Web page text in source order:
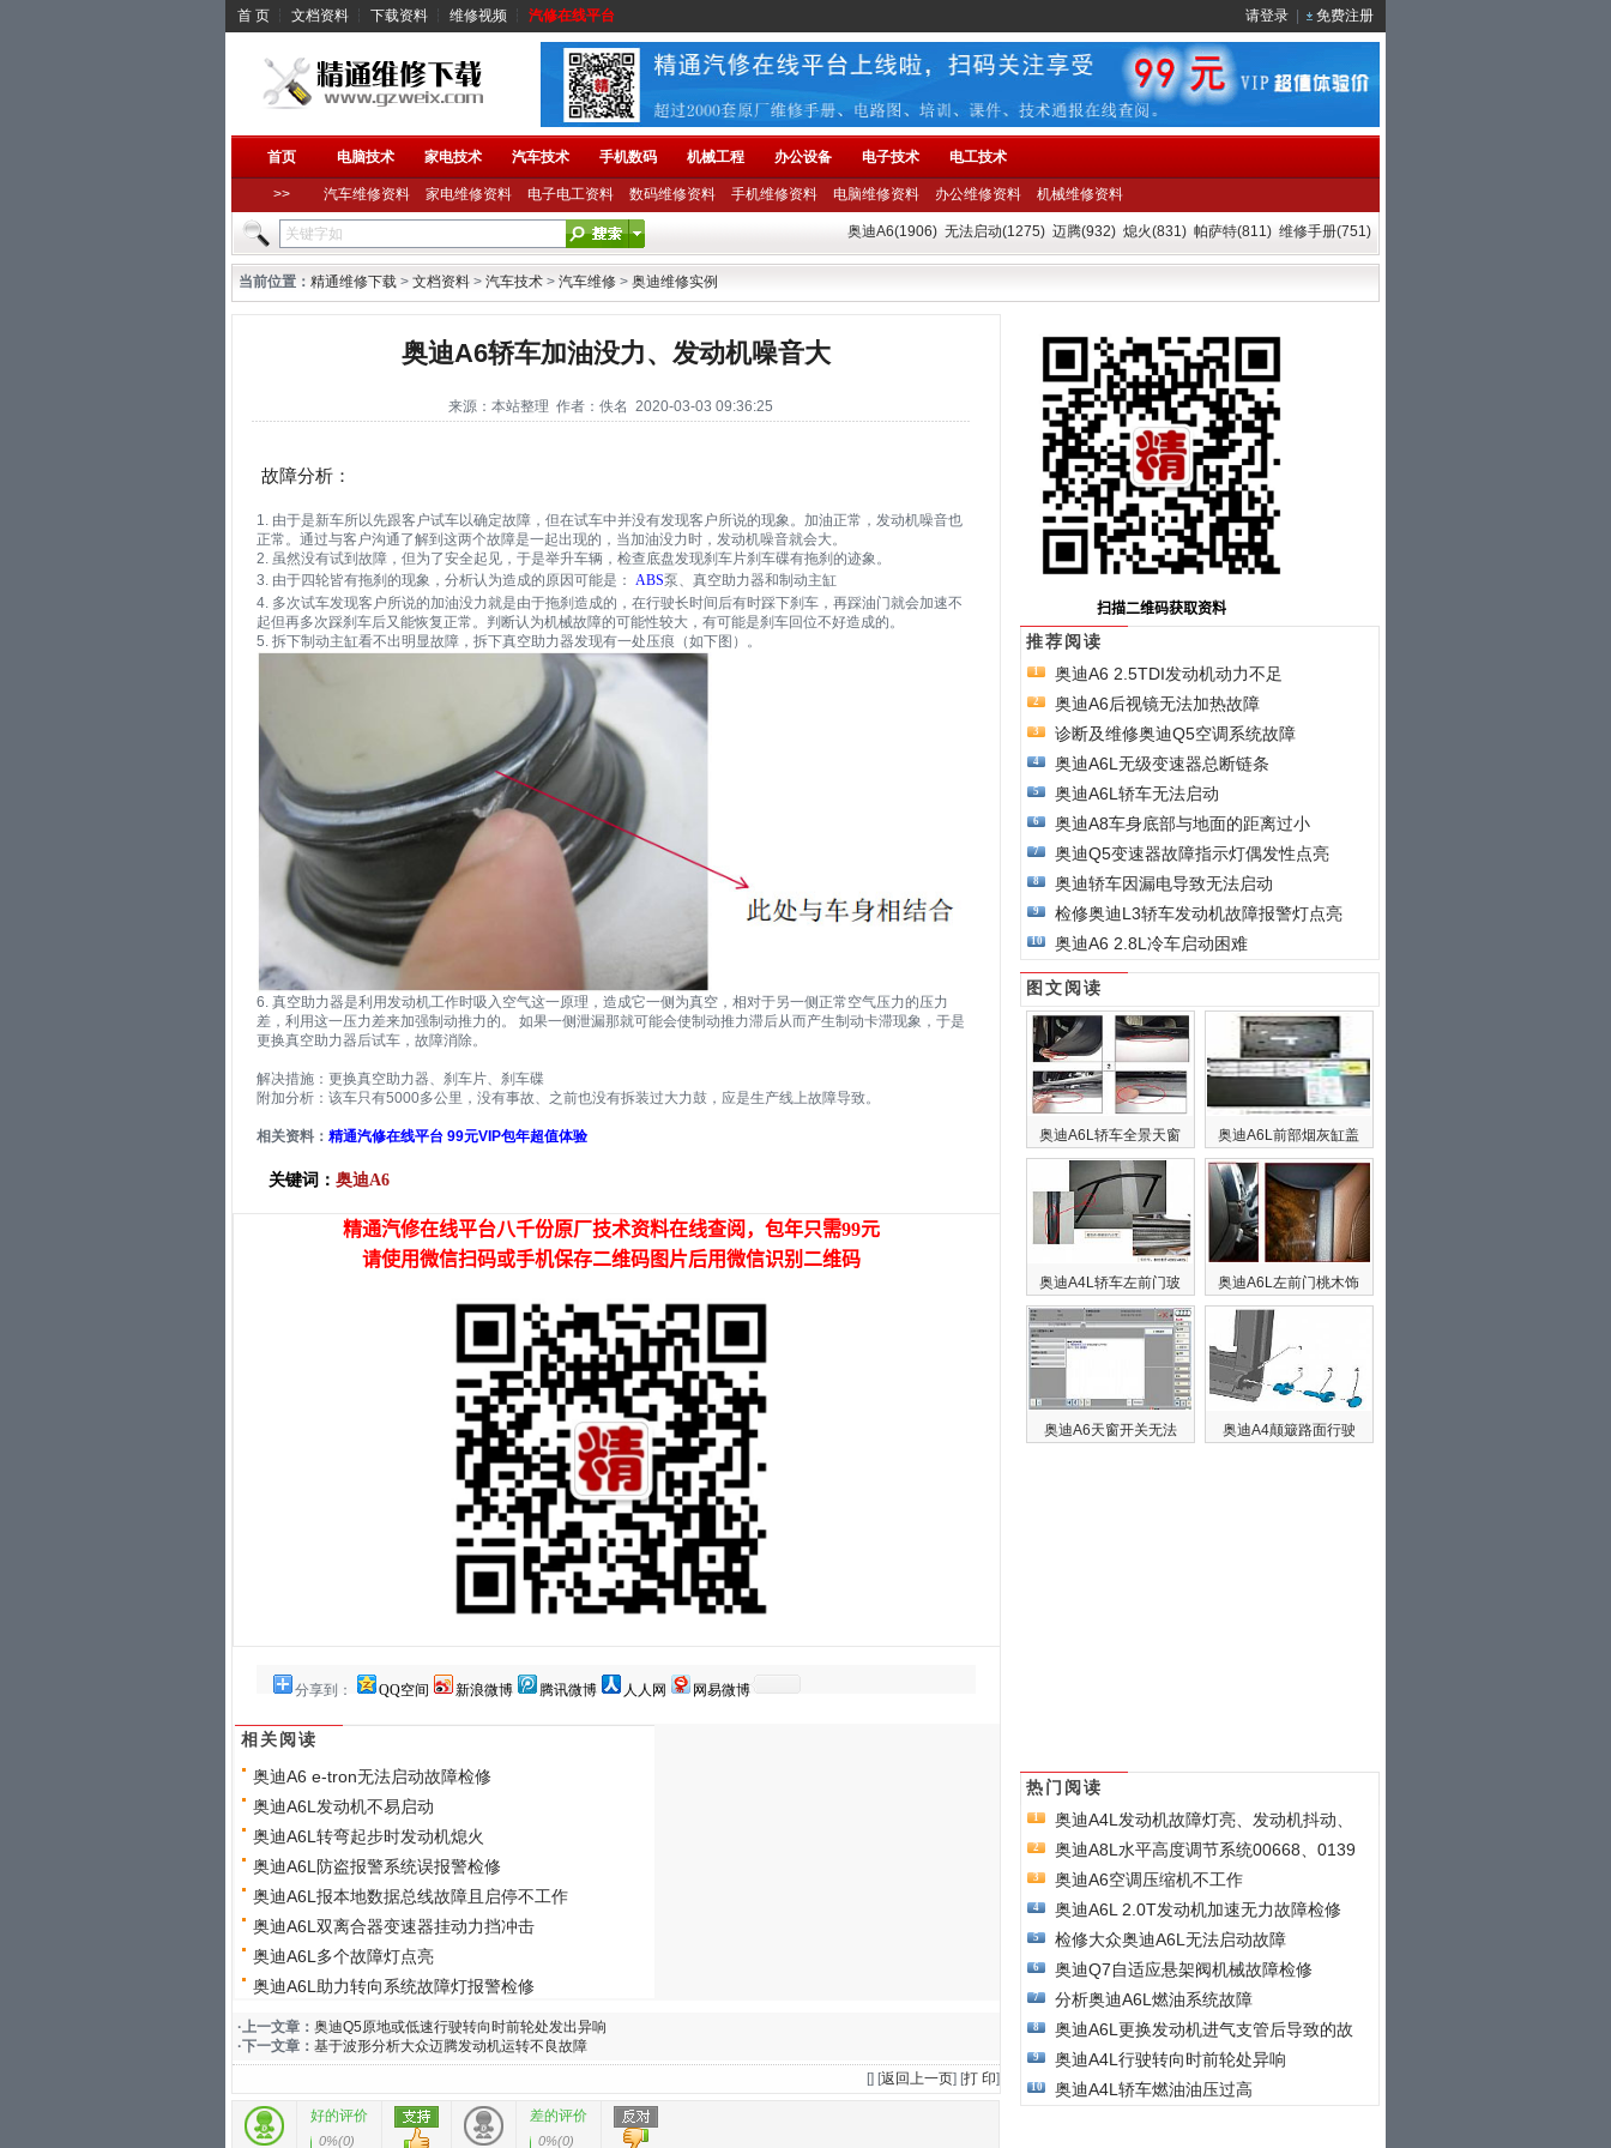
首 页 ┆ 文档资料 ┆ 下载资料 ┆ 维修视频 ┆ 汽修在线平台 请登录 免费注册
首页 电脑技术 家电技术 汽车技术 手机数码 机械工程 办公设备 电子技术 电工技术
>> 汽车维修资料 家电维修资料 电子电工资料 数码维修资料 手机维修资料 电脑维修资料 办公维修资料 机械维修资料
奥迪A6(1906) 无法启动(1275) 迈腾(932) 熄火(831) 帕萨特(811) 维修手册(751)
当前位置： 精通维修下载 > 文档资料 > 汽车技术 > 汽车维修 > 奥迪维修实例
奥迪A6轿车加油没力、发动机噪音大
来源：本站整理 作者：佚名 2020-03-03 09:36:25
故障分析：
1. 由于是新车所以先跟客户试车以确定故障，但在试车中并没有发现客户所说的现象。加油正常，发动机噪音也
正常。通过与客户沟通了解到这两个故障是一起出现的，当加油没力时，发动机噪音就会大。
2. 虽然没有试到故障，但为了安全起见，于是举升车辆，检查底盘发现刹车片刹车碟有拖刹的迹象。
3. 由于四轮皆有拖刹的现象，分析认为造成的原因可能是： ABS泵、真空助力器和制动主缸
4. 多次试车发现客户所说的加油没力就是由于拖刹造成的，在行驶长时间后有时踩下刹车，再踩油门就会加速不
起但再多次踩刹车后又能恢复正常。判断认为机械故障的可能性较大，有可能是刹车回位不好造成的。
5. 拆下制动主缸看不出明显故障，拆下真空助力器发现有一处压痕（如下图）。
6. 真空助力器是利用发动机工作时吸入空气这一原理，造成它一侧为真空，相对于另一侧正常空气压力的压力
差，利用这一压力差来加强制动推力的。 如果一侧泄漏那就可能会使制动推力滞后从而产生制动卡滞现象，于是
更换真空助力器后试车，故障消除。
解决措施：更换真空助力器、刹车片、刹车碟
附加分析：该车只有5000多公里，没有事故、之前也没有拆装过大力鼓，应是生产线上故障导致。
相关资料： 精通汽修在线平台 99元VIP包年超值体验
关键词： 奥迪A6
分享到： QQ空间 新浪微博 腾讯微博 人人网 网易微博
相关阅读
奥迪A6 e-tron无法启动故障检修
奥迪A6L发动机不易启动
奥迪A6L转弯起步时发动机熄火
奥迪A6L防盗报警系统误报警检修
奥迪A6L报本地数据总线故障且启停不工作
奥迪A6L双离合器变速器挂动力挡冲击
奥迪A6L多个故障灯点亮
奥迪A6L助力转向系统故障灯报警检修
·上一文章： 奥迪Q5原地或低速行驶转向时前轮处发出异响
·下一文章： 基于波形分析大众迈腾发动机运转不良故障
[] [返回上一页] [打 印]
好的评价
0%(0)
差的评价
0%(0)
推荐阅读
1 奥迪A6 2.5TDI发动机动力不足
2 奥迪A6后视镜无法加热故障
3 诊断及维修奥迪Q5空调系统故障
4 奥迪A6L无级变速器总断链条
5 奥迪A6L轿车无法启动
6 奥迪A8车身底部与地面的距离过小
7 奥迪Q5变速器故障指示灯偶发性点亮
8 奥迪轿车因漏电导致无法启动
9 检修奥迪L3轿车发动机故障报警灯点亮
10 奥迪A6 2.8L冷车启动困难
图文阅读
奥迪A6L轿车全景天窗 奥迪A6L前部烟灰缸盖
奥迪A4L轿车左前门玻 奥迪A6L左前门桃木饰
奥迪A6天窗开关无法 奥迪A4颠簸路面行驶
热门阅读
1 奥迪A4L发动机故障灯亮、发动机抖动、
2 奥迪A8L水平高度调节系统00668、0139
3 奥迪A6空调压缩机不工作
4 奥迪A6L 2.0T发动机加速无力故障检修
5 检修大众奥迪A6L无法启动故障
6 奥迪Q7自适应悬架阀机械故障检修
7 分析奥迪A6L燃油系统故障
8 奥迪A6L更换发动机进气支管后导致的故
9 奥迪A4L行驶转向时前轮处异响
10 奥迪A4L轿车燃油油压过高